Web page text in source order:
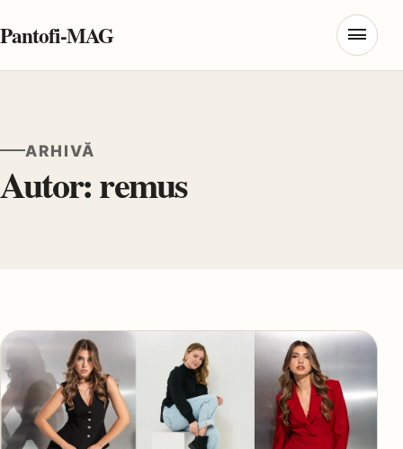
Pantofi-MAG
ARHIVĂ
Autor:remus